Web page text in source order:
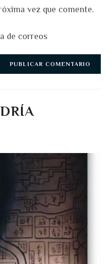
vez que comente.
de correos